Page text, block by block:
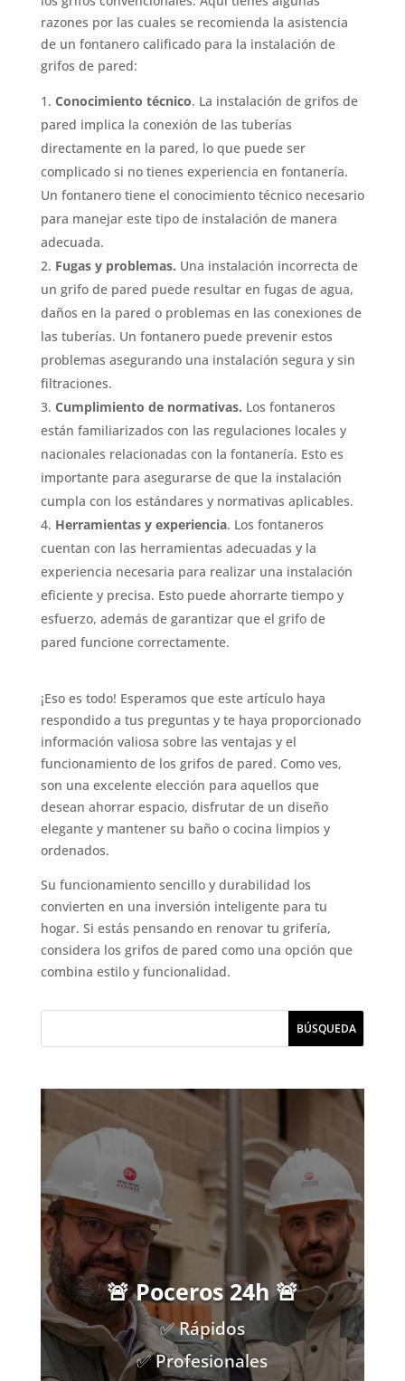
razones por las cuales se recomienda la asistencia
de un fontanero calificado para la instalación de
grifos de pared:
Conocimiento técnico. La instalación de grifos de
pared implica la conexión de las tuberías
directamente en la pared, lo que puede ser
complicado si no tienes experiencia en fontanería.
Un fontanero tiene el conocimiento técnico necesario
para manejar este tipo de instalación de manera
adecuada.
Fugas y problemas. Una instalación incorrecta de
un grifo de pared puede resultar en fugas de agua,
daños en la pared o problemas en las conexiones de
las tuberías. Un fontanero puede prevenir estos
problemas asegurando una instalación segura y sin
filtraciones.
Cumplimiento de normativas. Los fontaneros
están familiarizados con las regulaciones locales y
nacionales relacionadas con la fontanería. Esto es
importante para asegurarse de que la instalación
cumpla con los estándares y normativas aplicables.
Herramientas y experiencia. Los fontaneros
cuentan con las herramientas adecuadas y la
experiencia necesaria para realizar una instalación
eficiente y precisa. Esto puede ahorrarte tiempo y
esfuerzo, además de garantizar que el grifo de
pared funcione correctamente.
¡Eso es todo! Esperamos que este artículo haya
respondido a tus preguntas y te haya proporcionado
información valiosa sobre las ventajas y el
funcionamiento de los grifos de pared. Como ves,
son una excelente elección para aquellos que
desean ahorrar espacio, disfrutar de un diseño
elegante y mantener su baño o cocina limpios y
ordenados.
Su funcionamiento sencillo y durabilidad los
convierten en una inversión inteligente para tu
hogar. Si estás pensando en renovar tu grifería,
considera los grifos de pared como una opción que
combina estilo y funcionalidad.
🚨 Poceros 24h 🚨
✅ Rápidos
✅ Profesionales